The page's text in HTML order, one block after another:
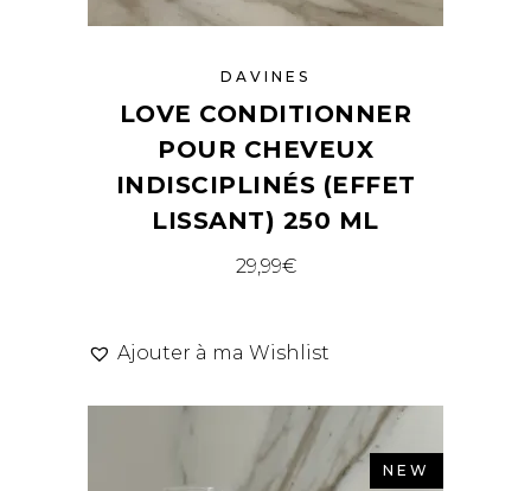
DAVINES
LOVE CONDITIONNER
POUR CHEVEUX
INDISCIPLINÉS (EFFET
LISSANT) 250 ML
29,99€
Ajouter à ma Wishlist
NEW